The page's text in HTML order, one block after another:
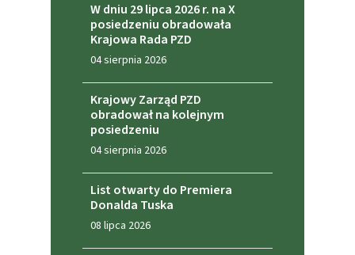
W dniu 29 lipca 2026 r. na X
posiedzeniu obradowała
Krajowa Rada PZD
04 sierpnia 2026
Krajowy Zarząd PZD
obradował na kolejnym
posiedzeniu
04 sierpnia 2026
List otwarty do Premiera
Donalda Tuska
08 lipca 2026